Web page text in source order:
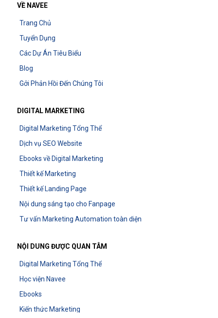
VỀ NAVEE
Trang Chủ
Tuyển Dụng
Các Dự Án Tiêu Biểu
Blog
Gởi Phản Hồi Đến Chúng Tôi
DIGITAL MARKETING
Digital Marketing Tổng Thể
Dịch vụ SEO Website
Ebooks về Digital Marketing
Thiết kế Marketing
Thiết kế Landing Page
Nội dung sáng tạo cho Fanpage
Tư vấn Marketing Automation toàn diện
NỘI DUNG ĐƯỢC QUAN TÂM
Digital Marketing Tổng Thể
Học viện Navee
Ebooks
Kiến thức Marketing